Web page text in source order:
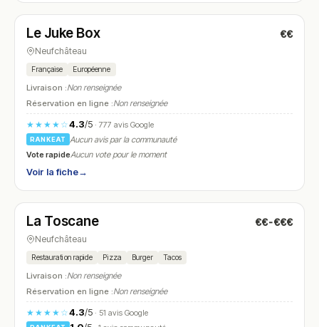
N° 21
Le Juke Box €€
Neufchâteau
Française Européenne
Livraison :Non renseignée
Réservation en ligne :Non renseignée
★★★★☆4.3/5· 777 avis Google
RANKEAT
Aucun avis par la communauté
Vote rapideAucun vote pour le moment
Voir la fiche→
N° 22
La Toscane €€-€€€
Neufchâteau
Restauration rapide Pizza Burger Tacos
Livraison :Non renseignée
Réservation en ligne :Non renseignée
★★★★☆4.3/5· 51 avis Google